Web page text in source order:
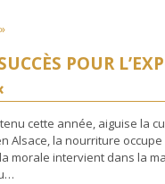
POUR
cette année, aiguise la
Alsace, la nourriture
morale intervient dans la